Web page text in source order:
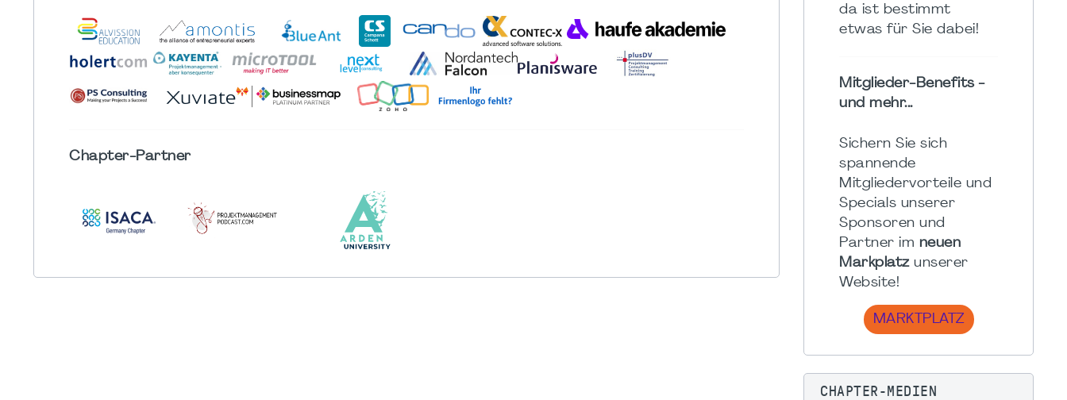
Chapter-Partner
da ist bestimmt
etwas für Sie dabei!
Mitglieder-Benefits -
und mehr...
Sichern Sie sich
spannende
Mitgliedervorteile und
Specials unserer
Sponsoren und
Partner im neuen
Markplatzunserer
Website!
MARKTPLATZ
CHAPTER-MEDIEN